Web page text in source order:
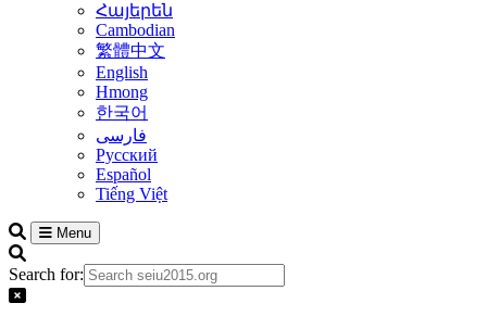
Հայերեն
Cambodian
繁體中文
English
Hmong
한국어
فارسی
Русский
Español
Tiếng Việt
Menu
Search for: